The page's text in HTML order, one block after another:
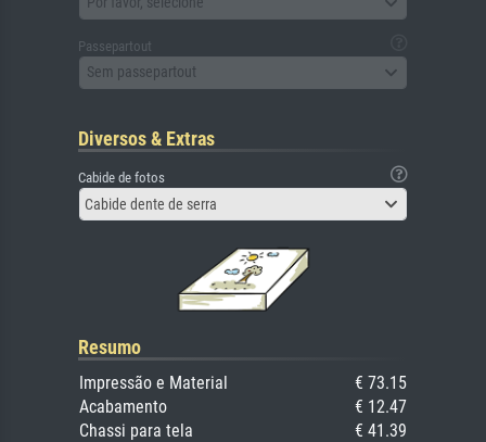
Passepartout
Sem passepartout
Diversos & Extras
Cabide de fotos
Cabide dente de serra
Resumo
Impressão e Material
€ 73.15
Acabamento
€ 12.47
Chassi para tela
€ 41.39